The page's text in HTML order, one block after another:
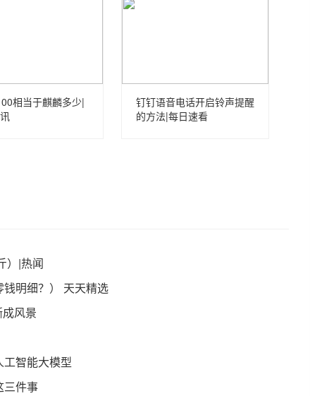
相当于麒麟多少|
钉钉语音电话开启铃声提醒
的方法|每日速看
）|热闻
明细？） 天天精选
风景
智能大模型
三件事